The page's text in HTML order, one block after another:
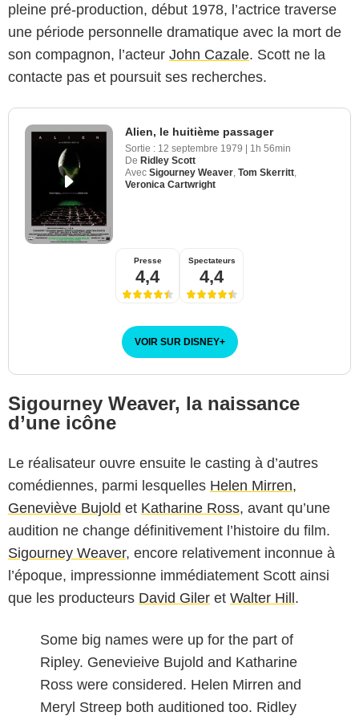
pleine pré-production, début 1978, l’actrice traverse
une période personnelle dramatique avec la mort de
son compagnon, l’acteur John Cazale. Scott ne la
contacte pas et poursuit ses recherches.
Alien, le huitième passager
Sortie : 12 septembre 1979 | 1h 56min
De Ridley Scott
Avec Sigourney Weaver Tom Skerritt
Veronica Cartwright
Presse
4,4
Spectateurs
4,4
VOIR SUR DISNEY+
Sigourney Weaver, la naissance
d’une icône
Le réalisateur ouvre ensuite le casting à d’autres
comédiennes, parmi lesquelles Helen Mirren,
Geneviève Bujold et Katharine Ross, avant qu’une
audition ne change définitivement l’histoire du film.
Sigourney Weaver, encore relativement inconnue à
l’époque, impressionne immédiatement Scott ainsi
que les producteurs David Giler et Walter Hill.
Some big names were up for the part of
Ripley. Genevieive Bujold and Katharine
Ross were considered. Helen Mirren and
Meryl Streep both auditioned too. Ridley